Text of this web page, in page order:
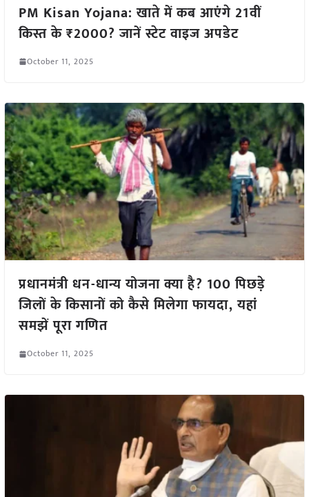
PM Kisan Yojana: खाते में कब आएंगे 21वीं
किस्त के ₹2000? जानें स्टेट वाइज अपडेट
October 11, 2025
प्रधानमंत्री धन-धान्य योजना क्या है? 100 पिछड़े
जिलों के किसानों को कैसे मिलेगा फायदा, यहां
समझें पूरा गणित
October 11, 2025